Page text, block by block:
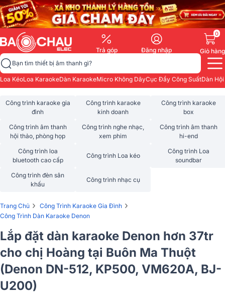
Trả góp Đăng nhập
0
Giỏ hàng
Bạn tìm thiết bị âm thanh gì?
Loa KéoLoa KaraokeDàn KaraokeMicro Không DâyCục Đẩy Công SuấtDàn
Công trình karaoke gia
đình
Công trình karaoke
kinh doanh
Công trình karaoke
box
Công trình âm thanh
hội thảo, phòng họp
Công trình nghe nhạc,
xem phim
Công trình âm thanh
hi-end
Công trình loa
bluetooth cao cấp
Công trình Loa kéo
Công trình Loa
soundbar
Công trình đèn sân
khấu
Công trình nhạc cụ
Trang Chủ › Công Trình Karaoke Gia Đình ›
Công Trình Dàn Karaoke Denon
Lắp đặt dàn karaoke Denon hơn 37tr
cho chị Hoàng tại Buôn Ma Thuột
(Denon DN-512, KP500, VM620A, BJ-
U200)